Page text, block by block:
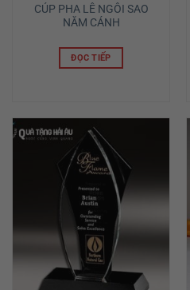
CÚP PHA LÊ NGÔI SAO
NĂM CÁNH
ĐỌC TIẾP